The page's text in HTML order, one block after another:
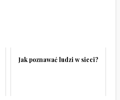
Jak poznawać ludzi w sieci?